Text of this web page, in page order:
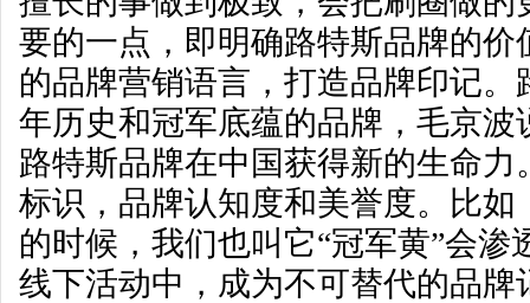
要的一点，即明确路特斯品牌的价
的品牌营销语言，打造品牌印记。
年历史和冠军底蕴的品牌，毛京波
路特斯品牌在中国获得新的生命
标识，品牌认知度和美誉度。比如
的时候，我们也叫它“冠军黄”会渗
线下活动中，成为不可替代的品牌